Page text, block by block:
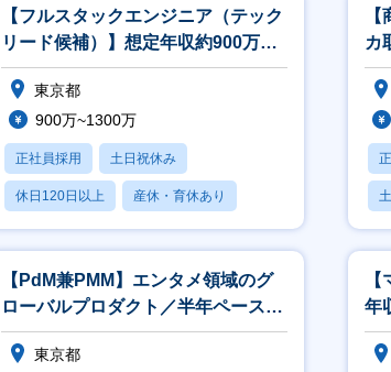
【フルスタックエンジニア（テック
リード候補）】想定年収約900万〜
／toC向けエンタメサービス開発
東京都
900万~1300万
正社員採用 土日祝休み
休日120日以上 産休・育休あり
月残業20時間以内
カ
内
ケ
【PdM兼PMM】エンタメ領域のグ
ローバルプロダクト／半年ペースで
新規プロダクトリリース中
東京都
年
ど